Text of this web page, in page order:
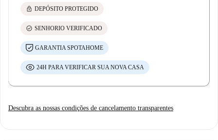
lock DEPÓSITO PROTEGIDO
check_circle SENHORIO VERIFICADO
GARANTIA SPOTAHOME
24H PARA VERIFICAR SUA NOVA CASA
Descubra as nossas condições de cancelamento transparentes